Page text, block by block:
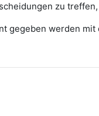
zu
gegeben werden